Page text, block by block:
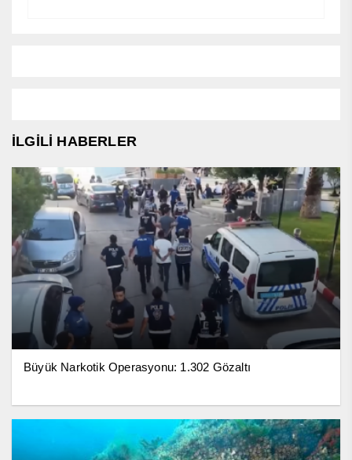
İLGİLİ HABERLER
Büyük Narkotik Operasyonu: 1.302 Gözaltı